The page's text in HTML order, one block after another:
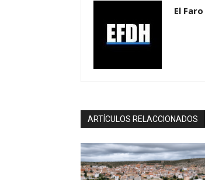
El
ARTÍCULOS RELACCIONADOS